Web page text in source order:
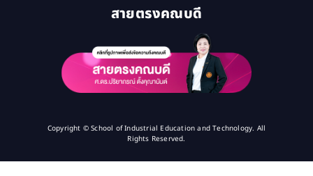
สายตรงคณบดี
Copyright © School of Industrial Education and Technology. All
Rights Reserved.